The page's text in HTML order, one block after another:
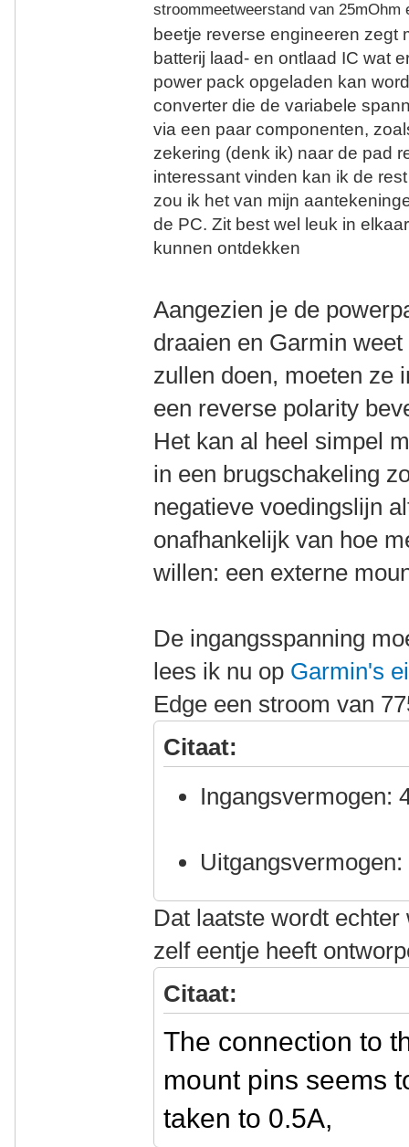
stroommeetweerstand van 25mOhm
beetje reverse engineeren zegt
batterij laad- en ontlaad IC wat
power pack opgeladen kan
converter die de variabele
via een paar componenten,
zekering (denk ik) naar de pad
interessant vinden kan ik de
zou ik het van mijn
de PC. Zit best wel leuk in
kunnen ontdekken
Aangezien je de
draaien en Garmin
zullen doen, moeten ze
een reverse polarity
Het kan al heel simpel
in een brugschakeling
negatieve voedingslijn
onafhankelijk van hoe
willen: een externe
De ingangsspanning
lees ik nu op Garmin's
Edge een stroom van
Citaat:
Ingangsvermogen:
Dat laatste wordt
zelf eentje heeft
Citaat:
The connection to
mount pins seems
taken to 0.5A,